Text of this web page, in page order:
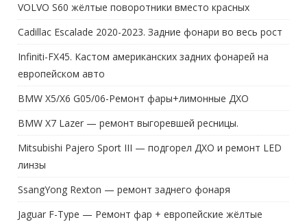
VOLVO S60 жёлтые поворотники вместо красных
Cadillac Escalade 2020-2023. Задние фонари во весь рост
Infiniti-FX45. Кастом американских задних фонарей на
европейском авто
BMW X5/X6 G05/06-Ремонт фары+лимонные ДХО
BMW X7 Lazer — ремонт выгоревшей ресницы.
Mitsubishi Pajero Sport III — подгорел ДХО и ремонт LED
линзы
SsangYong Rexton — ремонт заднего фонаря
Jaguar F-Type — Ремонт фар + европейские жёлтые